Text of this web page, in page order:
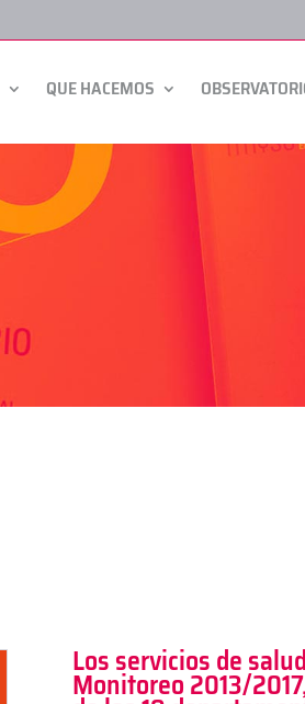
QUE HACEMOS
Los servicios de
Monitoreo 2013/